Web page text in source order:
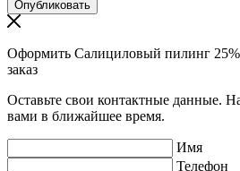
Оформить Салициловый пилинг
заказ
Оставьте свои контактные данные.
вами в ближайшее время.
Имя
Телефон